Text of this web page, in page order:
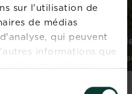
sur l'utilisation de
de médias
qui peuvent
informations que
qu'ils ont collectées
En savoir